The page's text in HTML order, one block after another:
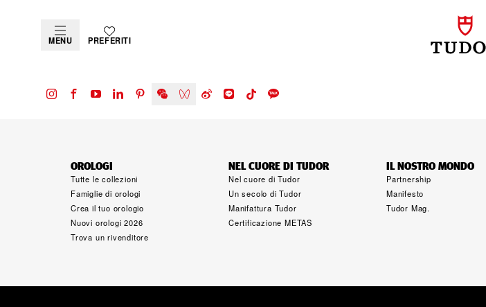
MENU PREFERITI
OROLOGI
Tutte le collezioni
Famiglie di orologi
Crea il tuo orologio
Nuovi orologi 2026
Trova un rivenditore
NEL CUORE DI TUDOR
Nel cuore di Tudor
Un secolo di Tudor
Manifattura Tudor
Certificazione METAS
IL NOSTRO MONDO
Partnership
Manifesto
Tudor Mag.